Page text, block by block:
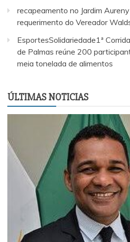
recapeamento no Jardim
requerimento do Vereador
EsportesSolidariedade1ª
de Palmas reúne 200
meia tonelada de alimentos
ÚLTIMAS NOTICIAS